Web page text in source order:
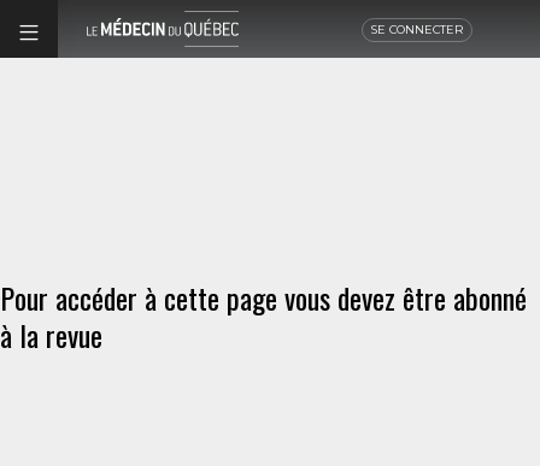
SE CONNECTER
Pour accéder à cette page vous devez être abonné
à la revue